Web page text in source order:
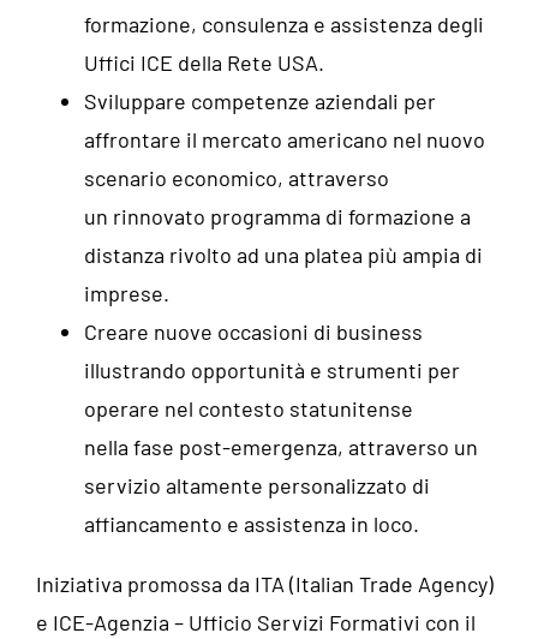
formazione, consulenza e assistenza degli
Uffici ICE della Rete USA.
Sviluppare competenze aziendali per
affrontare il mercato americano nel nuovo
scenario economico, attraverso
un rinnovato programma di formazione a
distanza rivolto ad una platea più ampia di
imprese.
Creare nuove occasioni di business
illustrando opportunità e strumenti per
operare nel contesto statunitense
nella fase post-emergenza, attraverso un
servizio altamente personalizzato di
affiancamento e assistenza in loco.
Iniziativa promossa da ITA (Italian Trade Agency)
e ICE-Agenzia – Ufficio Servizi Formativi con il